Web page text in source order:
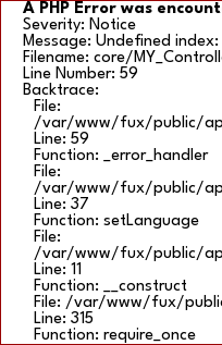
A PHP Error was
Severity: Notice
Message: Undefined index:
Filename: core/
Line Number: 59
Backtrace:
File:
/var/www/fux/public/
Line: 59
Function: _error_handler
File:
/var/www/fux/public/
Line: 37
Function: setLanguage
File:
/var/www/fux/public/
Line: 11
Function: __construct
File: /var/www/fux/
Line: 315
Function: require_once